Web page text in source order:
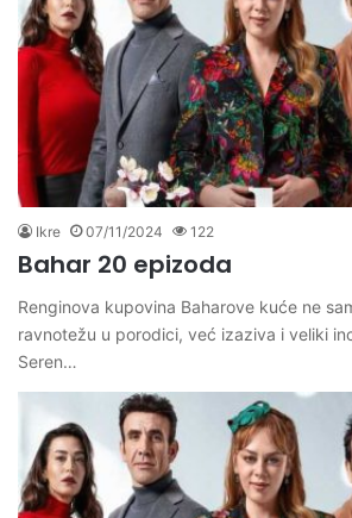
Ikre 07/11/2024 122
Bahar 20 epizoda
Renginova kupovina Baharove kuće ne
ravnotežu u porodici, već izaziva i veliki
Seren…